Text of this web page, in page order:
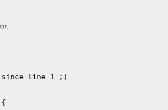
line 1 ;)
{